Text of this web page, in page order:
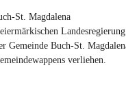
St. Magdalena
Gemeinde Buch-St.
verliehen.